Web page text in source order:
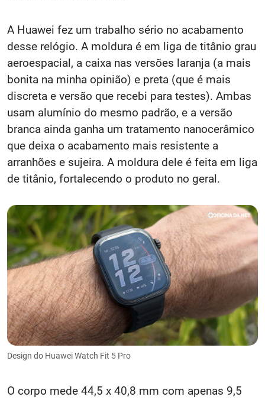
A Huawei fez um trabalho sério no acabamento
desse relógio. A moldura é em liga de titânio grau
aeroespacial, a caixa nas versões laranja (a mais
bonita na minha opinião) e preta (que é mais
discreta e versão que recebi para testes). Ambas
usam alumínio do mesmo padrão, e a versão
branca ainda ganha um tratamento nanocerâmico
que deixa o acabamento mais resistente a
arranhões e sujeira. A moldura dele é feita em liga
de titânio, fortalecendo o produto no geral.
Design do Huawei Watch Fit 5 Pro
O corpo mede 44,5 x 40,8 mm com apenas 9,5